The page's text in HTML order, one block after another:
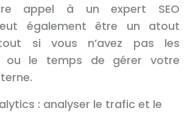
appel à un expert SEO
également être un atout
si vous n’avez pas les
ou le temps de gérer votre
: analyser le trafic et le